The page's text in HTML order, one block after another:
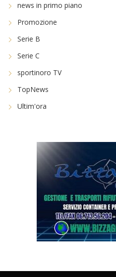
news in primo piano
Promozione
Serie B
Serie C
sportinoro TV
TopNews
Ultim'ora